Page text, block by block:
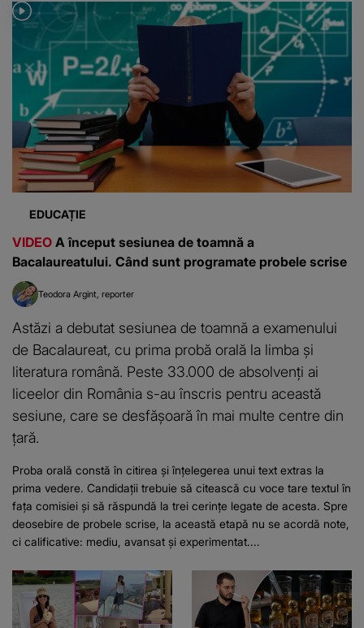
EDUCAȚIE
VIDEO A început sesiunea de toamnă a
Bacalaureatului. Când sunt programate probele scrise
Teodora Argint reporter
Astăzi a debutat sesiunea de toamnă a examenului
de Bacalaureat, cu prima probă orală la limba și
literatura română. Peste 33.000 de absolvenți ai
liceelor din România s-au înscris pentru această
sesiune, care se desfășoară în mai multe centre din
țară.
Proba orală constă în citirea și înțelegerea unui text extras la
prima vedere. Candidații trebuie să citească cu voce tare textul în
fața comisiei și să răspundă la trei cerințe legate de acesta. Spre
deosebire de probele scrise, la această etapă nu se acordă note,
ci calificative: mediu, avansat și experimentat....